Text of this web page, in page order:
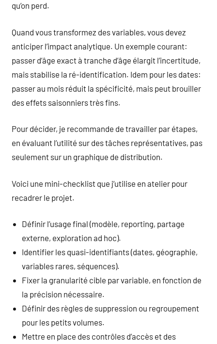
qu’on perd.
Quand vous transformez des variables, vous devez
anticiper l’impact analytique. Un exemple courant:
passer d’âge exact à tranche d’âge élargit l’incertitude,
mais stabilise la ré-identification. Idem pour les dates:
passer au mois réduit la spécificité, mais peut brouiller
des effets saisonniers très fins.
Pour décider, je recommande de travailler par étapes,
en évaluant l’utilité sur des tâches représentatives, pas
seulement sur un graphique de distribution.
Voici une mini-checklist que j’utilise en atelier pour
recadrer le projet.
Définir l’usage final (modèle, reporting, partage
externe, exploration ad hoc).
Identifier les quasi-identifiants (dates, géographie,
variables rares, séquences).
Fixer la granularité cible par variable, en fonction de
la précision nécessaire.
Définir des règles de suppression ou regroupement
pour les petits volumes.
Mettre en place des contrôles d’accès et des